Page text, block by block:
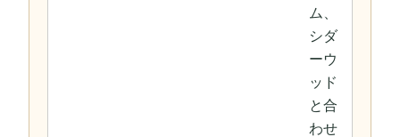
ム、
シダ
ーウ
ッド
と合
わせ